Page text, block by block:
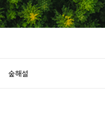
숲해설